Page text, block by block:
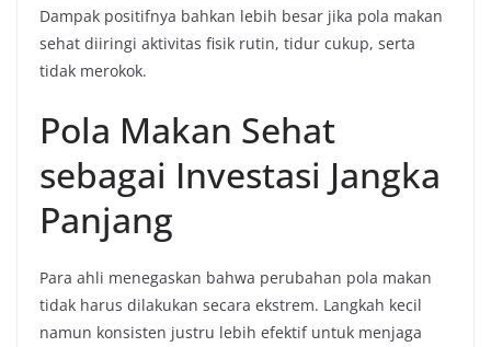
Dampak positifnya bahkan lebih besar jika pola makan
sehat diiringi aktivitas fisik rutin, tidur cukup, serta
tidak merokok.
Pola Makan Sehat
sebagai Investasi Jangka
Panjang
Para ahli menegaskan bahwa perubahan pola makan
tidak harus dilakukan secara ekstrem. Langkah kecil
namun konsisten justru lebih efektif untuk menjaga